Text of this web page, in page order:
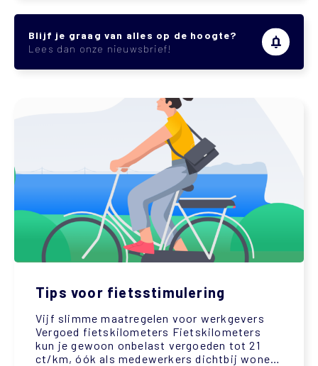
Blijf je graag van alles op de hoogte?
Lees dan onze nieuwsbrief!
Tips voor fietsstimulering
Vijf slimme maatregelen voor werkgevers
Vergoed fietskilometers Fietskilometers
kun je gewoon onbelast vergoeden tot 21
ct/km, óók als medewerkers dichtbij wonen